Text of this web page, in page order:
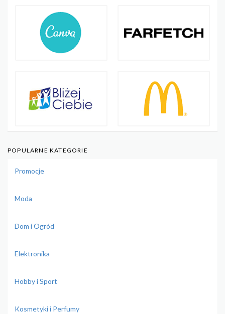
POPULARNE KATEGORIE
Promocje
Moda
Dom i Ogród
Elektronika
Hobby i Sport
Kosmetyki i Perfumy